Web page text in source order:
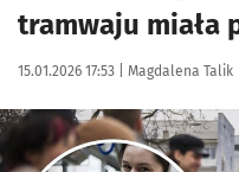
tramwaju miała
Data publikacji:
15.01.2026 17:53 | Autor:
Magdalena Talik
Kliknij, aby zobaczyć galerię